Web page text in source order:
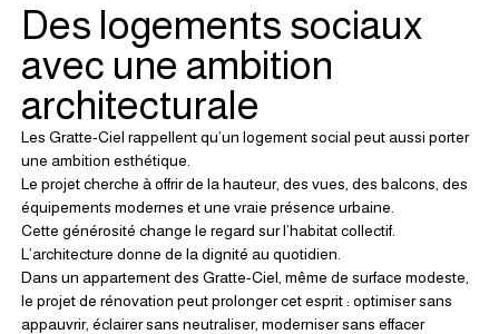
Des logements sociaux
avec une ambition
architecturale
Les Gratte-Ciel rappellent qu’un logement social peut aussi porter
une ambition esthétique.
Le projet cherche à offrir de la hauteur, des vues, des balcons, des
équipements modernes et une vraie présence urbaine.
Cette générosité change le regard sur l’habitat collectif.
L’architecture donne de la dignité au quotidien.
Dans un appartement des Gratte-Ciel, même de surface modeste,
le projet de rénovation peut prolonger cet esprit : optimiser sans
appauvrir, éclairer sans neutraliser, moderniser sans effacer